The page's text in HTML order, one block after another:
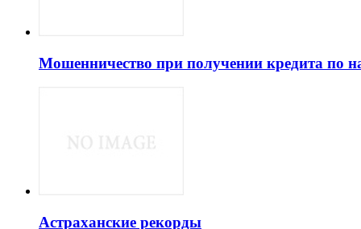
Мошенничество при получении кредита по
Астраханские рекорды